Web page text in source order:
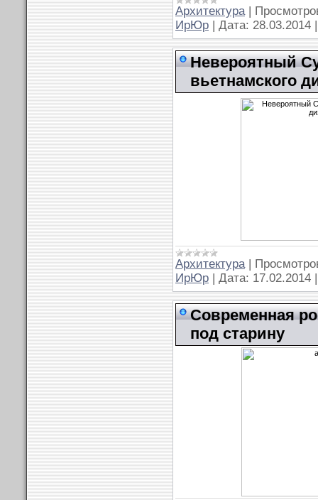
Архитектура|
ИрЮр | Дата: 28.03.2014
Невероятный
вьетнамского
Архитектура |
ИрЮр | Дата: 17.02.2014
Современная
под старину